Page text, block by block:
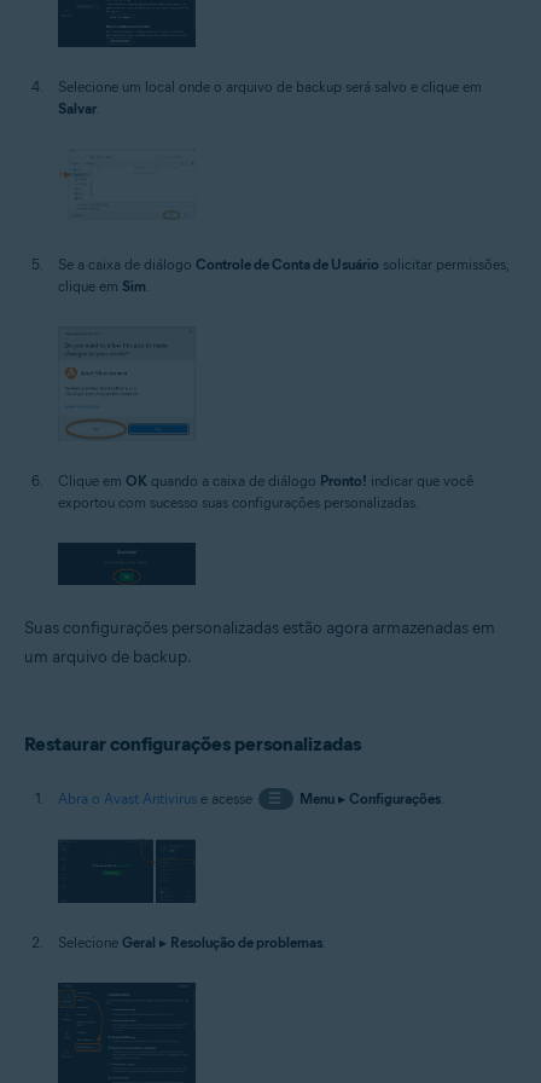
Selecione um local onde o arquivo de backup será salvo e clique em
Salvar
Se a caixa de diálogo Controle de Conta de Usuário solicitar permissões,
clique em Sim.
Clique em OK quando a caixa de diálogo Pronto! indicar que você
exportou com sucesso suas configurações personalizadas.
Suas configurações personalizadas estão agora armazenadas em
um arquivo de backup.
Restaurar configurações personalizadas
Abra o Avast Antivirus e acesse ☰ Menu▸ Configurações.
Selecione Geral ▸ Resolução de problemas.